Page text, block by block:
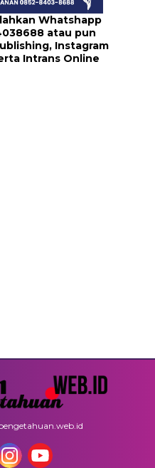
Whatshapp
atau pun
, Instagram
Intrans Online